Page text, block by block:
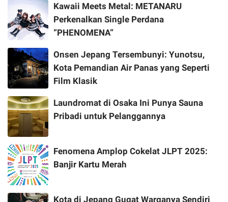
Kawaii Meets Metal: METANARU
Perkenalkan Single Perdana
“PHENOMENA”
Onsen Jepang Tersembunyi: Yunotsu,
Kota Pemandian Air Panas yang Seperti
Film Klasik
Laundromat di Osaka Ini Punya Sauna
Pribadi untuk Pelanggannya
Fenomena Amplop Cokelat JLPT 2025:
Banjir Kartu Merah
Kota di Jepang Gugat Warganya Sendiri